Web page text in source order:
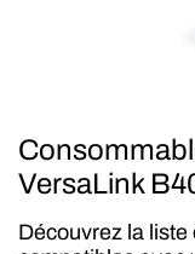
VersaLink
Découvrez la